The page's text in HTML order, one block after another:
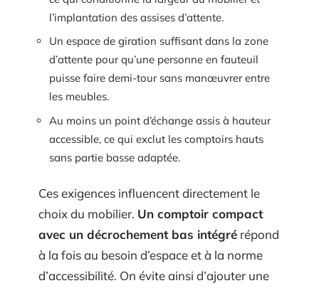
l’implantation des assises d’attente.
Un espace de giration suffisant dans la zone
d’attente pour qu’une personne en fauteuil
puisse faire demi-tour sans manœuvrer entre
les meubles.
Au moins un point d’échange assis à hauteur
accessible, ce qui exclut les comptoirs hauts
sans partie basse adaptée.
Ces exigences influencent directement le
choix du mobilier. Un comptoir compact
avec un décrochement bas intégré répond
à la fois au besoin d’espace et à la norme
d’accessibilité. On évite ainsi d’ajouter une